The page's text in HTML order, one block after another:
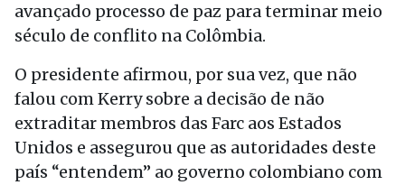
avançado processo de paz para terminar meio
século de conflito na Colômbia.
O presidente afirmou, por sua vez, que não
falou com Kerry sobre a decisão de não
extraditar membros das Farc aos Estados
Unidos e assegurou que as autoridades deste
país “entendem” ao governo colombiano com